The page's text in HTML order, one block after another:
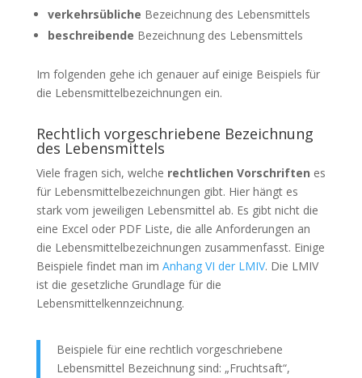
verkehrsübliche Bezeichnung des Lebensmittels
beschreibende Bezeichnung des Lebensmittels
Im folgenden gehe ich genauer auf einige Beispiels für
die Lebensmittelbezeichnungen ein.
Rechtlich vorgeschriebene Bezeichnung
des Lebensmittels
Viele fragen sich, welche rechtlichen Vorschriften es
für Lebensmittelbezeichnungen gibt. Hier hängt es
stark vom jeweiligen Lebensmittel ab. Es gibt nicht die
eine Excel oder PDF Liste, die alle Anforderungen an
die Lebensmittelbezeichnungen zusammenfasst. Einige
Beispiele findet man im Anhang VI der LMIV. Die LMIV
ist die gesetzliche Grundlage für die
Lebensmittelkennzeichnung.
Beispiele für eine rechtlich vorgeschriebene
Lebensmittel Bezeichnung sind: „Fruchtsaft“,